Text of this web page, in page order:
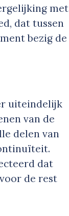
met
dat tussen
bezig de
uiteindelijk
van de
delen van
dat
de rest